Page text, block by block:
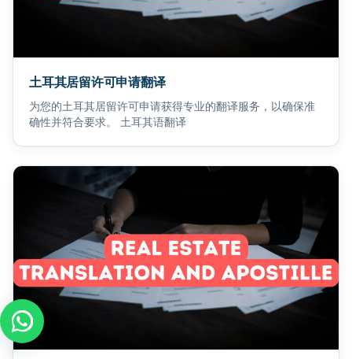
土耳其居留许可申请翻译
为您的土耳其居留许可申请获得专业的翻译服务，以确保准
确性并符合要求。 土耳其语翻译